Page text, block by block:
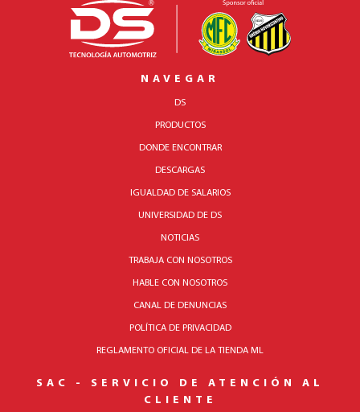
NAVEGAR
DS
PRODUCTOS
DONDE ENCONTRAR
DESCARGAS
IGUALDAD DE SALARIOS
UNIVERSIDAD DE DS
NOTICIAS
TRABAJA CON NOSOTROS
HABLE CON NOSOTROS
CANAL DE DENUNCIAS
POLÍTICA DE PRIVACIDAD
REGLAMENTO OFICIAL DE LA TIENDA ML
SAC - SERVICIO DE ATENCIÓN AL
CLIENTE